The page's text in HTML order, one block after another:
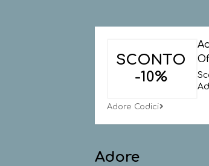
SCONTO
-10%
Adore Codici
Adore